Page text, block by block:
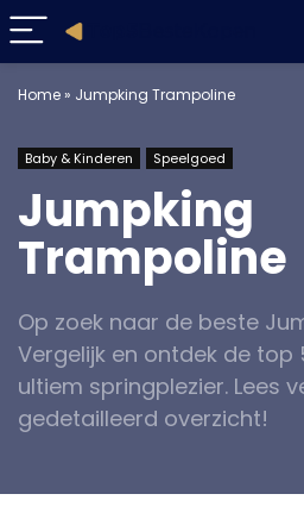
Home» Jumpking Trampoline
Baby & Kinderen Speelgoed
Jumpking
Trampoline
Op zoek naar de beste
Vergelijk en ontdek de top
ultiem springplezier. Lees
gedetailleerd overzicht!